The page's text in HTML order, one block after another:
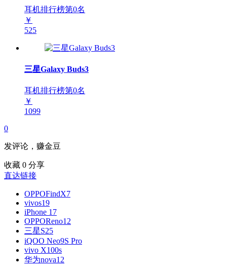
耳机排行榜第0名
￥
525
三星Galaxy Buds3
耳机排行榜第0名
￥
1099
0
发评论，赚金豆
收藏 0 分享
直达链接
OPPOFindX7
vivos19
iPhone 17
OPPOReno12
三星S25
iQOO Neo9S Pro
vivo X100s
华为nova12